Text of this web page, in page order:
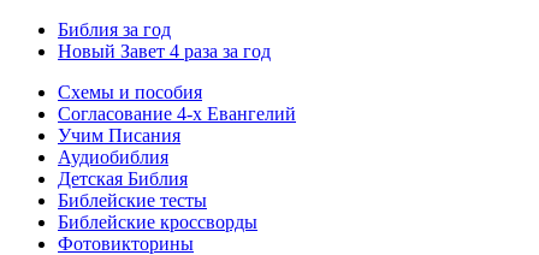
Библия за год
Новый Завет 4 раза за год
Схемы и пособия
Согласование 4-х Евангелий
Учим Писания
Аудиобиблия
Детская Библия
Библейские тесты
Библейские кроссворды
Фотовикторины